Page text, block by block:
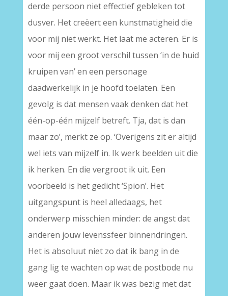
derde persoon niet effectief gebleken tot
dusver. Het creëert een kunstmatigheid die
voor mij niet werkt. Het laat me acteren. Er is
voor mij een groot verschil tussen ‘in de huid
kruipen van’ en een personage
daadwerkelijk in je hoofd toelaten. Een
gevolg is dat mensen vaak denken dat het
één-op-één mijzelf betreft. Tja, dat is dan
maar zo’, merkt ze op. ‘Overigens zit er altijd
wel iets van mijzelf in. Ik werk beelden uit die
ik herken. En die vergroot ik uit. Een
voorbeeld is het gedicht ‘Spion’. Het
uitgangspunt is heel alledaags, het
onderwerp misschien minder: de angst dat
anderen jouw levenssfeer binnendringen.
Het is absoluut niet zo dat ik bang in de
gang lig te wachten op wat de postbode nu
weer gaat doen. Maar ik was bezig met dat